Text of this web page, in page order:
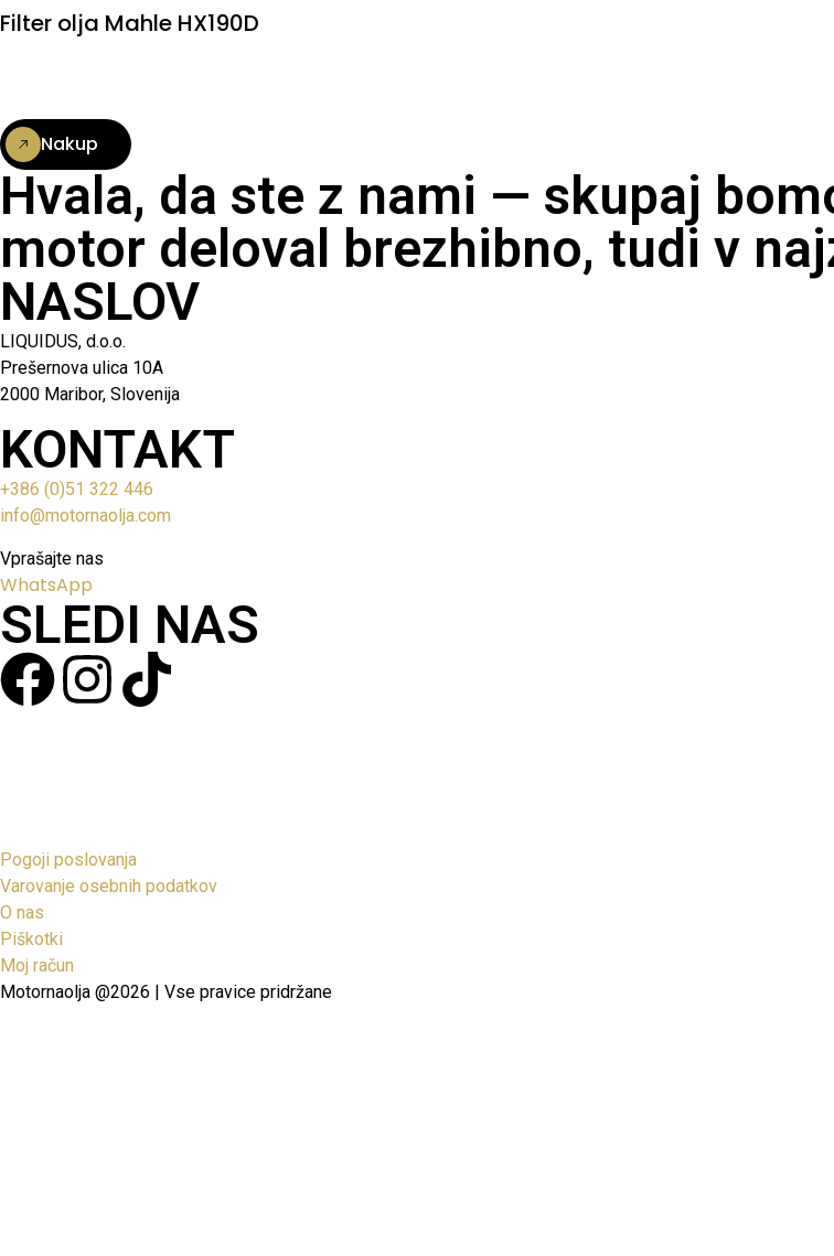
Filter olja Mahle HX190D
Nakup
Hvala, da ste z nami — skupaj
motor deloval brezhibno, tudi v
NASLOV
LIQUIDUS, d.o.o.
Prešernova ulica 10A
2000 Maribor, Slovenija
KONTAKT
+386 (0)51 322 446
info@motornaolja.com
Vprašajte nas
WhatsApp
SLEDI NAS
Pogoji poslovanja
Varovanje osebnih podatkov
O nas
Piškotki
Moj račun
Motornaolja @2026 | Vse pravice pridržane